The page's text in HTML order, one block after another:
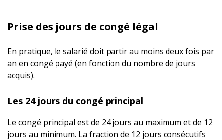
Prise des jours de congé légal
En pratique, le salarié doit partir au moins deux fois par
an en congé payé (en fonction du nombre de jours
acquis).
Les 24 jours du congé principal
Le congé principal est de 24 jours au maximum et de 12
jours au minimum. La fraction de 12 jours consécutifs